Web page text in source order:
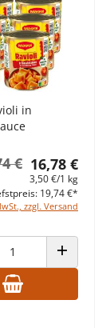
in
16,78 €
€
3,50 €/1 kg
zzgl. Versand
19,74 €*
ANZAHL